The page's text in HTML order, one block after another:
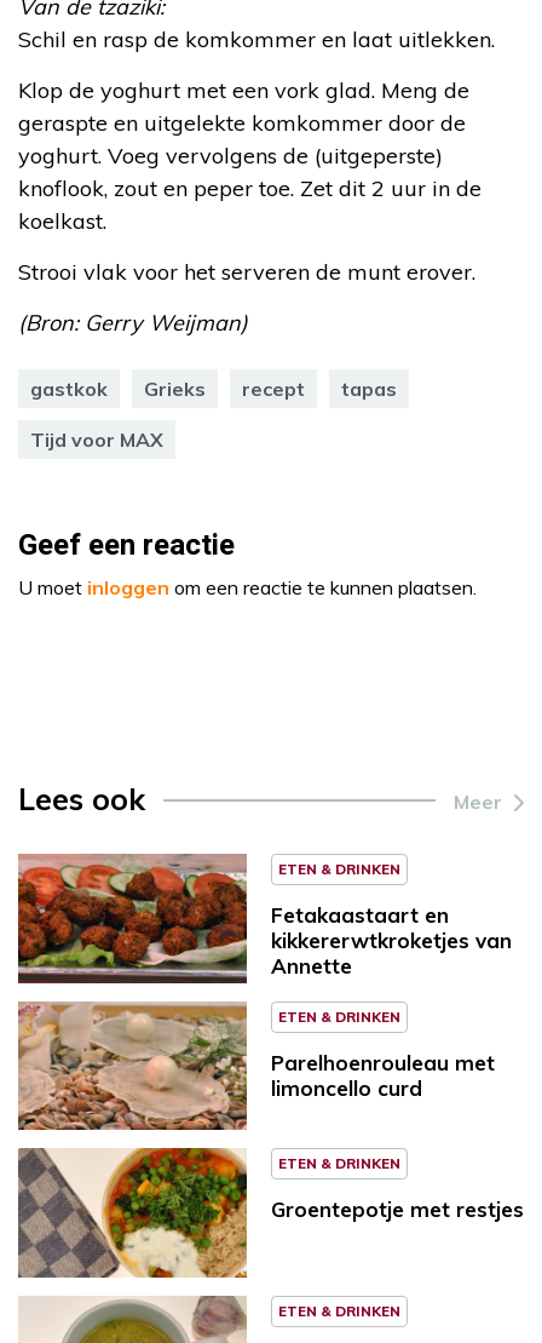
Van de tzaziki:
Schil en rasp de komkommer en laat uitlekken.
Klop de yoghurt met een vork glad. Meng de
geraspte en uitgelekte komkommer door de
yoghurt. Voeg vervolgens de (uitgeperste)
knoflook, zout en peper toe. Zet dit 2 uur in de
koelkast.
Strooi vlak voor het serveren de munt erover.
(Bron: Gerry Weijman)
gastkok Grieks recept tapas
Tijd voor MAX
Geef een reactie
U moet inloggen om een reactie te kunnen plaatsen.
Lees ook Meer
ETEN & DRINKEN
Fetakaastaart en
kikkererwtkroketjes van
Annette
ETEN & DRINKEN
Parelhoenrouleau met
limoncello curd
ETEN & DRINKEN
Groentepotje met restjes
ETEN & DRINKEN